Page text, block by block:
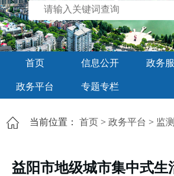
首页 信息公开 政务
政务平台 专题专栏
当前位置： 首页 > 政务平台 > 监
益阳市地级城市集中式生